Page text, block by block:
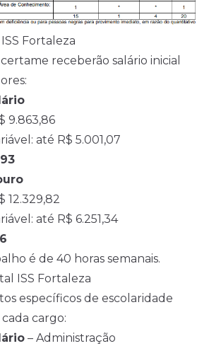
Fortaleza
receberão salário inicial
9.863,86
até R$ 5.001,07
12.329,82
até R$ 6.251,34
é de 40 horas semanais.
ISS Fortaleza
específicos de escolaridade
cargo:
– Administração